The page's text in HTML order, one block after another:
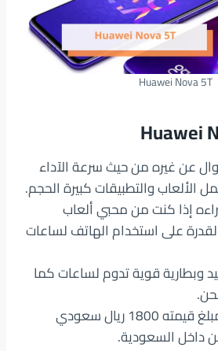
Huawei Nova 5T
عن غيره من حيث سرعة الآداء
الألعاب والتطبيقات كبيرة الحجم.
إذا كنت من محبي ألعاب
على استخدام الهاتف لساعات
وبطارية قوية تدوم لساعات كما
تحتاج إلى دفع مبلغ قيمته 1800 ريال سعودي
داخل السعودية.